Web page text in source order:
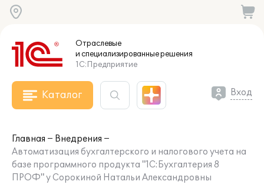
Отраслевые
и специализированныерешения
1С:Предприятие
Каталог Вход
Главная
Внедрения
Автоматизация бухгалтерского и налогового учета на
базе программного продукта "1С:Бухгалтерия 8
ПРОФ" у Сорокиной Натальи Александровны